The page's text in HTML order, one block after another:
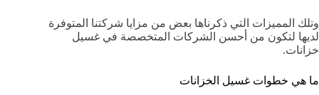
وتلك المميزات التي ذكرناها بعض من مزايا شركتنا المتوفرة
لديها لتكون من أحسن الشركات المتخصصة في غسيل
خزانات.
ما هي خطوات غسيل الخزانات